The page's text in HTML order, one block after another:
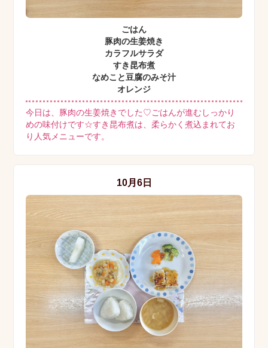
ごはん
豚肉の生姜焼き
カラフルサラダ
すき昆布煮
なめこと豆腐のみそ汁
オレンジ
今日は、豚肉の生姜焼きでした♡ごはんが進むしっかり
めの味付けです☆すき昆布煮は、柔らかく煮込まれてお
り人気メニューです。
10月6日